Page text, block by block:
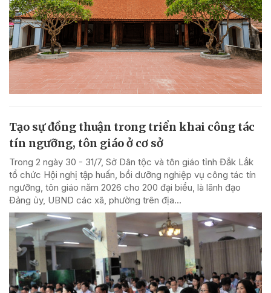
Tạo sự đồng thuận trong triển khai công tác
tín ngưỡng, tôn giáo ở cơ sở
Trong 2 ngày 30 - 31/7, Sở Dân tộc và tôn giáo tỉnh Đắk Lắk
tổ chức Hội nghị tập huấn, bồi dưỡng nghiệp vụ công tác tín
ngưỡng, tôn giáo năm 2026 cho 200 đại biểu, là lãnh đạo
Đảng ủy, UBND các xã, phường trên địa...